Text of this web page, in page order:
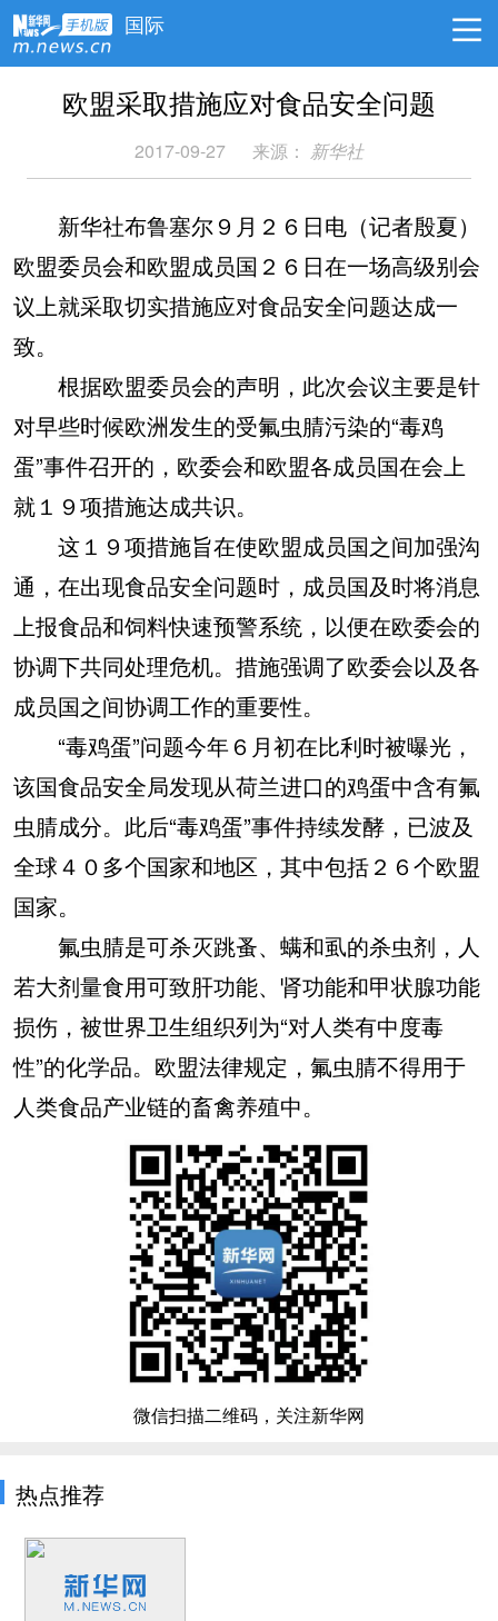
国际
欧盟采取措施应对食品安全问题
2017-09-27 来源： 新华社
新华社布鲁塞尔９月２６日电（记者殷夏）
欧盟委员会和欧盟成员国２６日在一场高级别会
议上就采取切实措施应对食品安全问题达成一
致。
根据欧盟委员会的声明，此次会议主要是针
对早些时候欧洲发生的受氟虫腈污染的“毒鸡
蛋”事件召开的，欧委会和欧盟各成员国在会上
就１９项措施达成共识。
这１９项措施旨在使欧盟成员国之间加强沟
通，在出现食品安全问题时，成员国及时将消息
上报食品和饲料快速预警系统，以便在欧委会的
协调下共同处理危机。措施强调了欧委会以及各
成员国之间协调工作的重要性。
“毒鸡蛋”问题今年６月初在比利时被曝光，
该国食品安全局发现从荷兰进口的鸡蛋中含有氟
虫腈成分。此后“毒鸡蛋”事件持续发酵，已波及
全球４０多个国家和地区，其中包括２６个欧盟
国家。
氟虫腈是可杀灭跳蚤、螨和虱的杀虫剂，人
若大剂量食用可致肝功能、肾功能和甲状腺功能
损伤，被世界卫生组织列为“对人类有中度毒
性”的化学品。欧盟法律规定，氟虫腈不得用于
人类食品产业链的畜禽养殖中。
微信扫描二维码，关注新华网
热点推荐